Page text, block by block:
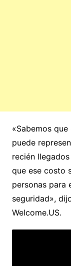
«Sabemos
puede
recién
que ese costo
personas para
seguridad»,
Welcome.US.